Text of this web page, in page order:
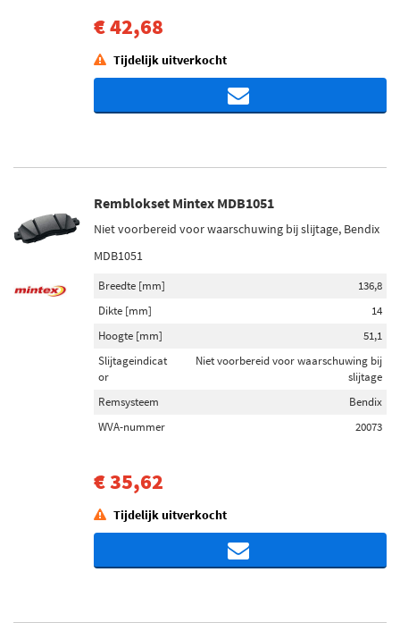
€ 42,68
Tijdelijk uitverkocht
Remblokset Mintex MDB1051
Niet voorbereid voor waarschuwing bij slijtage, Bendix
MDB1051
Breedte [mm]
136,8
Dikte [mm]
14
Hoogte [mm]
51,1
Slijtageindicat
or
Niet voorbereid voor waarschuwing bij
slijtage
Remsysteem
Bendix
WVA-nummer
20073
€ 35,62
Tijdelijk uitverkocht